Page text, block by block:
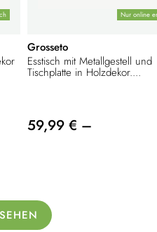
Nur online
Grosseto
Esstisch mit Metallgestell und
Tischplatte in Holzdekor....
59,99 € –